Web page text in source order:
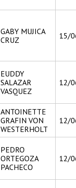
GABY MUJICA
CRUZ
15/
EUDDY
SALAZAR
VASQUEZ
12/
ANTOINETTE
GRAFIN VON
WESTERHOLT
12/
PEDRO
ORTEGOZA
PACHECO
12/